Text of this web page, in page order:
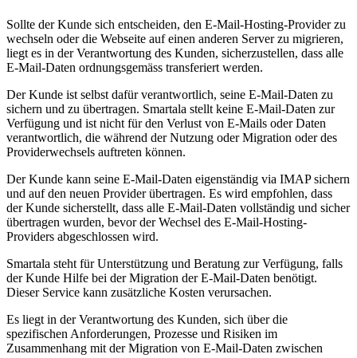
Sollte der Kunde sich entscheiden, den E-Mail-Hosting-Provider zu
wechseln oder die Webseite auf einen anderen Server zu migrieren,
liegt es in der Verantwortung des Kunden, sicherzustellen, dass alle
E-Mail-Daten ordnungsgemäss transferiert werden.
Der Kunde ist selbst dafür verantwortlich, seine E-Mail-Daten zu
sichern und zu übertragen. Smartala stellt keine E-Mail-Daten zur
Verfügung und ist nicht für den Verlust von E-Mails oder Daten
verantwortlich, die während der Nutzung oder Migration oder des
Providerwechsels auftreten können.
Der Kunde kann seine E-Mail-Daten eigenständig via IMAP sichern
und auf den neuen Provider übertragen. Es wird empfohlen, dass
der Kunde sicherstellt, dass alle E-Mail-Daten vollständig und sicher
übertragen wurden, bevor der Wechsel des E-Mail-Hosting-
Providers abgeschlossen wird.
Smartala steht für Unterstützung und Beratung zur Verfügung, falls
der Kunde Hilfe bei der Migration der E-Mail-Daten benötigt.
Dieser Service kann zusätzliche Kosten verursachen.
Es liegt in der Verantwortung des Kunden, sich über die
spezifischen Anforderungen, Prozesse und Risiken im
Zusammenhang mit der Migration von E-Mail-Daten zwischen